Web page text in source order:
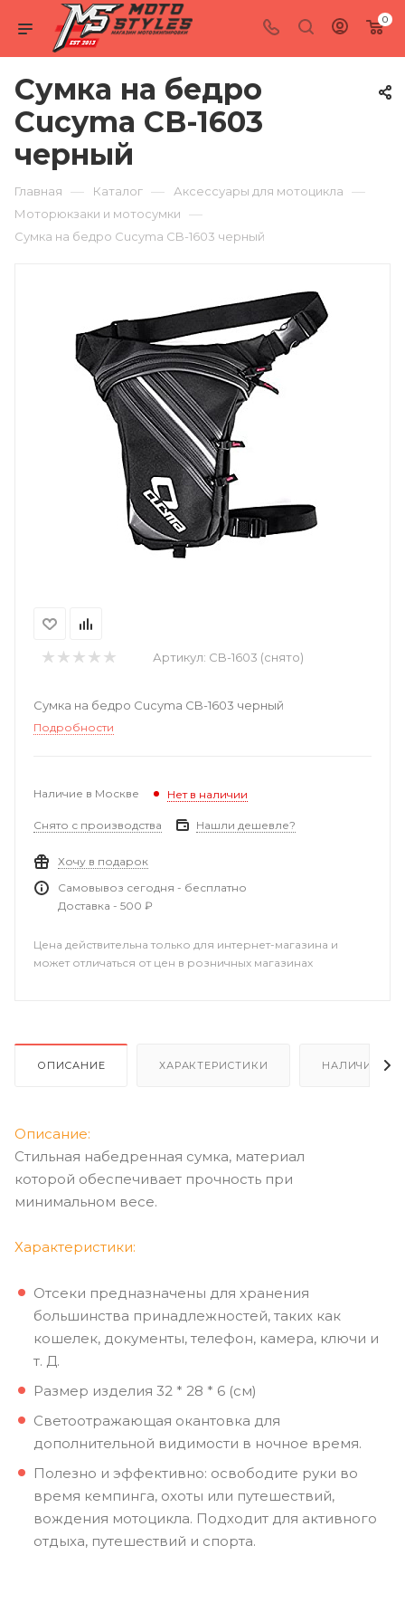
0
Сумка на бедро
Cucyma CB-1603
черный
Главная — Каталог — Аксессуары для мотоцикла —
Моторюкзаки и мотосумки —
Сумка на бедро Cucyma CB-1603 черный
Артикул: CB-1603 (снято)
Сумка на бедро Cucyma CB-1603 черный
Подробности
Наличие в Москве Нет в наличии
Снято с производства Нашли дешевле?
Хочу в подарок
Самовывоз сегодня - бесплатно
Доставка - 500 ₽
Цена действительна только для интернет-магазина и
может отличаться от цен в розничных магазинах
ОПИСАНИЕ ХАРАКТЕРИСТИКИ НАЛИЧИЕ
Описание:
Стильная набедренная сумка, материал
которой обеспечивает прочность при
минимальном весе.
Характеристики:
Отсеки предназначены для хранения
большинства принадлежностей, таких как
кошелек, документы, телефон, камера, ключи и
т. Д.
Размер изделия 32 * 28 * 6 (см)
Светоотражающая окантовка для
дополнительной видимости в ночное время.
Полезно и эффективно: освободите руки во
время кемпинга, охоты или путешествий,
вождения мотоцикла. Подходит для активного
отдыха, путешествий и спорта.